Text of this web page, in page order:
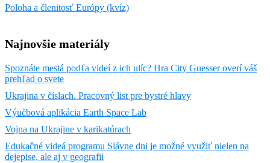
Poloha a členitosť Európy (kvíz)
Najnovšie materiály
Spoznáte mestá podľa videí z ich ulíc? Hra City Guesser overí váš
prehľad o svete
Ukrajina v číslach. Pracovný list pre bystré hlavy
Výučbová aplikácia Earth Space Lab
Vojna na Ukrajine v karikatúrach
Edukačné videá programu Slávne dni je možné využiť nielen na
dejepise, ale aj v geografii